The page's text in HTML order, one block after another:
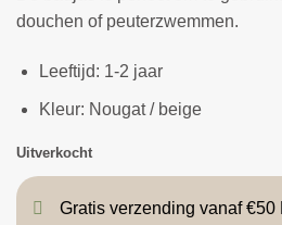
douchen of peuterzwemmen.
Leeftijd: 1-2 jaar
Kleur: Nougat / beige
Uitverkocht
Gratis verzending vanaf €50